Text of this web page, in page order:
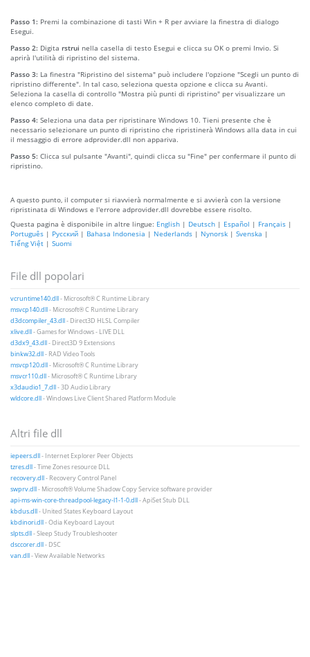
Passo 1: Premi la combinazione di tasti Win + R per avviare la finestra di dialogo
Esegui.
Passo 2: Digita rstrui nella casella di testo Esegui e clicca su OK o premi Invio. Si
aprirà l'utilità di ripristino del sistema.
Passo 3: La finestra "Ripristino del sistema" può includere l'opzione "Scegli un punto di
ripristino differente". In tal caso, seleziona questa opzione e clicca su Avanti.
Seleziona la casella di controllo "Mostra più punti di ripristino" per visualizzare un
elenco completo di date.
Passo 4: Seleziona una data per ripristinare Windows 10. Tieni presente che è
necessario selezionare un punto di ripristino che ripristinerà Windows alla data in cui
il messaggio di errore adprovider.dll non appariva.
Passo 5: Clicca sul pulsante "Avanti", quindi clicca su "Fine" per confermare il punto di
ripristino.
A questo punto, il computer si riavvierà normalmente e si avvierà con la versione
ripristinata di Windows e l'errore adprovider.dll dovrebbe essere risolto.
Questa pagina è disponibile in altre lingue: English | Deutsch | Español | Français |
Português | Русский | Bahasa Indonesia | Nederlands | Nynorsk | Svenska |
Tiếng Việt | Suomi
File dll popolari
vcruntime140.dll- Microsoft® C Runtime Library
msvcp140.dll- Microsoft® C Runtime Library
d3dcompiler_43.dll- Direct3D HLSL Compiler
xlive.dll- Games for Windows - LIVE DLL
d3dx9_43.dll- Direct3D 9 Extensions
binkw32.dll- RAD Video Tools
msvcp120.dll- Microsoft® C Runtime Library
msvcr110.dll- Microsoft® C Runtime Library
x3daudio1_7.dll- 3D Audio Library
wldcore.dll- Windows Live Client Shared Platform Module
Altri file dll
iepeers.dll- Internet Explorer Peer Objects
tzres.dll- Time Zones resource DLL
recovery.dll- Recovery Control Panel
swprv.dll- Microsoft® Volume Shadow Copy Service software provider
api-ms-win-core-threadpool-legacy-l1-1-0.dll- ApiSet Stub DLL
kbdus.dll- United States Keyboard Layout
kbdinori.dll- Odia Keyboard Layout
slpts.dll- Sleep Study Troubleshooter
dsccorer.dll- DSC
van.dll- View Available Networks